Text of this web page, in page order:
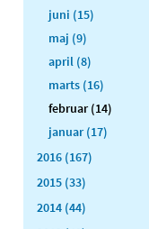
juni (15)
maj (9)
april (8)
marts (16)
februar (14)
januar (17)
2016 (167)
2015 (33)
2014 (44)